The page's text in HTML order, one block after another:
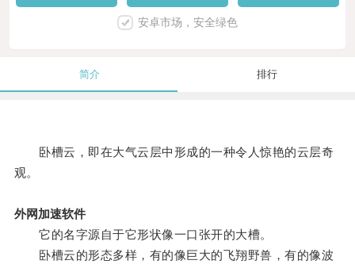
安卓市场，安全绿色
简介 排行
卧槽云，即在大气云层中形成的一种令人惊艳的云层奇
观。
外网加速软件
它的名字源自于它形状像一口张开的大槽。
卧槽云的形态多样，有的像巨大的飞翔野兽，有的像波